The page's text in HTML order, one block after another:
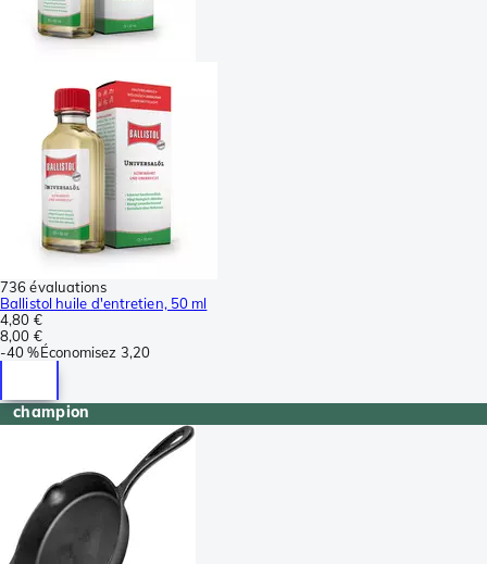
736 évaluations
Ballistol huile d'entretien, 50 ml
4,80 €
8,00 €
-40 %Économisez 3,20
champion